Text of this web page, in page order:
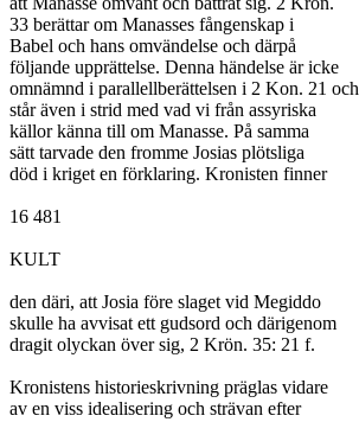
33 berättar om Manasses fångenskap i
Babel och hans omvändelse och därpå
följande upprättelse. Denna händelse är icke
omnämnd i parallellberättelsen i 2 Kon. 21 och
står även i strid med vad vi från assyriska
källor känna till om Manasse. På samma
sätt tarvade den fromme Josias plötsliga
död i kriget en förklaring. Kronisten finner
16 481
KULT
den däri, att Josia före slaget vid Megiddo
skulle ha avvisat ett gudsord och därigenom
dragit olyckan över sig, 2 Krön. 35: 21 f.
Kronistens historieskrivning präglas vidare
av en viss idealisering och strävan efter